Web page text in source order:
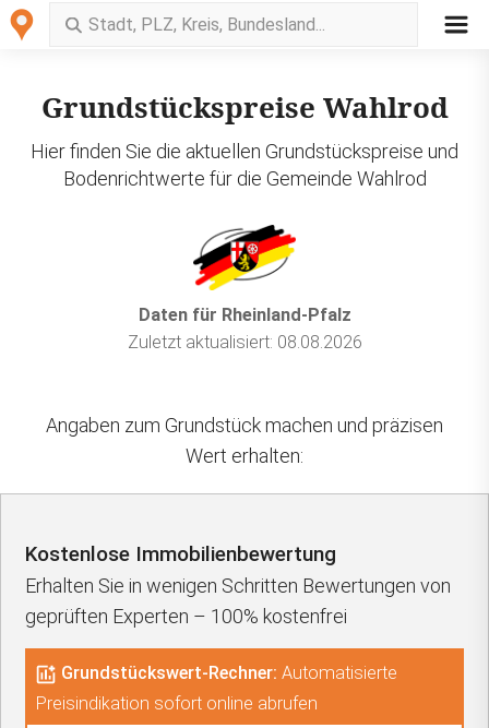
Grundstückspreise Wahlrod
Hier finden Sie die aktuellen Grundstückspreise und
Bodenrichtwerte für die Gemeinde Wahlrod
Daten für Rheinland-Pfalz
Zuletzt aktualisiert: 08.08.2026
Angaben zum Grundstück machen und präzisen
Wert erhalten:
Kostenlose Immobilienbewertung
Erhalten Sie in wenigen Schritten Bewertungen von
geprüften Experten – 100% kostenfrei
Grundstückswert-Rechner: Automatisierte
Preisindikation sofort online abrufen